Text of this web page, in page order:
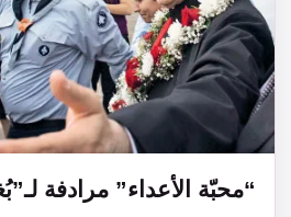
“محبّة الأعداء” مرادفة